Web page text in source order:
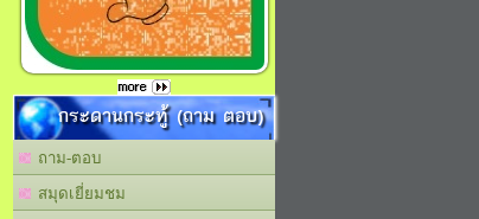
กระดานกระทู้ (ถาม ตอบ)
ถาม-ตอบ
สมุดเยี่ยมชม